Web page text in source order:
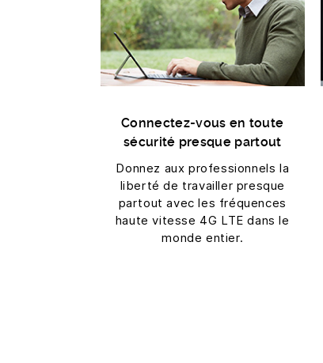
Connectez-vous en toute
sécurité presque partout
Donnez aux professionnels la
liberté de travailler presque
partout avec les fréquences
haute vitesse 4G LTE dans le
monde entier.